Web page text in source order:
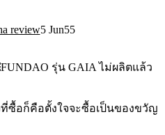
review5 Jun55
รุ่น GAIA ไม่ผลิตแล้ว
ซื้อก็คือตั้งใจจะซื้อเป็นของขวัญ